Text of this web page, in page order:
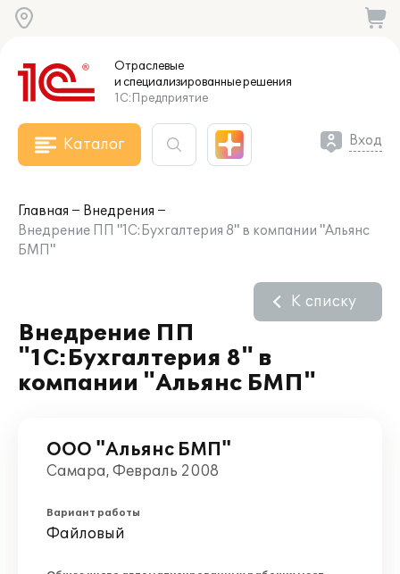
Отраслевые
и специализированныерешения
1С:Предприятие
Каталог Вход
Главная
Внедрения
Внедрение ПП "1С:Бухгалтерия 8" в компании "Альянс
БМП"
Внедрение ПП
"1С:Бухгалтерия 8" в
компании "Альянс БМП"
К списку
ООО "Альянс БМП"
Самара, Февраль 2008
Вариант работы
Файловый